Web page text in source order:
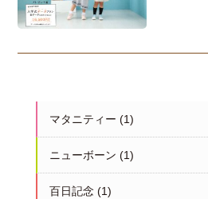
マタニティー (1)
ニューボーン (1)
百日記念 (1)